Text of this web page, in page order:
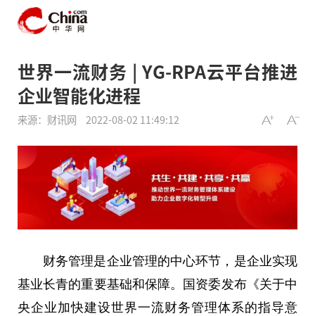
世界一流财务 | YG-RPA云平台推进
企业智能化进程
来源：财讯网 2022-08-02 11:49:12
财务管理是企业管理的中心环节，是企业实现
基业长青的重要基础和保障。国资委发布《关于中
央企业加快建设世界一流财务管理体系的指导意